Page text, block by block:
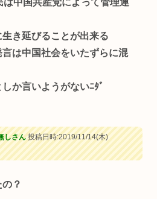
は中国共産党によって管理運
き延びることが出来る
言は中国社会をいたずらに混
か言いようがないﾆﾀﾞ
しさん投稿日時:2019/11/14(木)
？